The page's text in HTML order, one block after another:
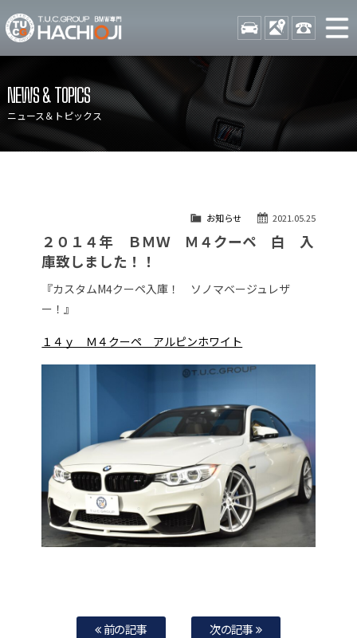
TUCグループ BMW専門 八
STOCK ACCESS 042-
在庫リスト
目玉車両一覧
店舗紹介
保証＆サービス
アクセスマップ
自動車保険
TUCとは？
納車blog
スタッフblog
NEWS & TOPICS
ニュース＆トピックス
2021.05.25
お知らせ
２０１４年 ＢＭＷ Ｍ４クーペ 白 入
庫致しました！！
『カスタムM4クーペ入庫！ ソノマベージュレザ
ー！』
１４ｙ Ｍ４クーペ アルピンホワイト
前の記事 次の記事